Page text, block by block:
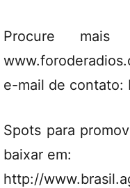
Procure mais
e-mail de contato:
Spots para
baixar em:
http://